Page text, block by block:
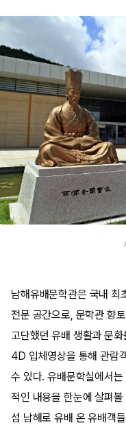
남해유배문학관은 국내 최
전문 공간으로, 문학관 향
고단했던 유배 생활과 문
4D 입체영상을 통해 관람
수 있다. 유배문학실에서
적인 내용을 한눈에 살펴
섬 남해로 유배 온 유배객